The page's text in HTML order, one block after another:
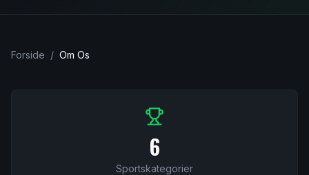
Forside / Om Os
6
Sportskategorier